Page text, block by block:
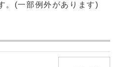
。(一部例外があります)